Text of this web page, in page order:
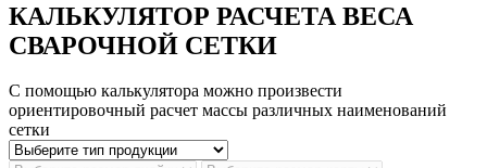
КАЛЬКУЛЯТОР РАСЧЕТА ВЕСА
СВАРОЧНОЙ СЕТКИ
С помощью калькулятора можно произвести
ориентировочный расчет массы различных наименований
сетки